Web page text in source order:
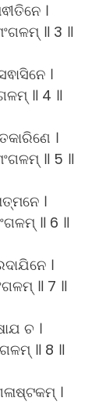
।
॥ 3 ॥
।
॥ 4 ॥
।
॥ 5 ॥
।
॥ 6 ॥
।
॥ 7 ॥
ଚ ।
॥ 8 ॥
।